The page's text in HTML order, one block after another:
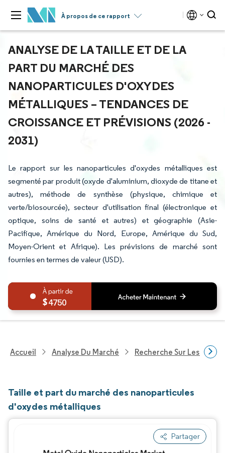
À propos de ce rapport
ANALYSE DE LA TAILLE ET DE LA
PART DU MARCHÉ DES
NANOPARTICULES D'OXYDES
MÉTALLIQUES – TENDANCES DE
CROISSANCE ET PRÉVISIONS (2026 -
2031)
Le rapport sur les nanoparticules d'oxydes métalliques est
segmenté par produit (oxyde d'aluminium, dioxyde de titane et
autres), méthode de synthèse (physique, chimique et
verte/biosourcée), secteur d'utilisation final (électronique et
optique, soins de santé et autres) et géographie (Asie-
Pacifique, Amérique du Nord, Europe, Amérique du Sud,
Moyen-Orient et Afrique). Les prévisions de marché sont
fournies en termes de valeur (USD).
4750
Accueil Analyse Du Marché Recherche Sur Les
Taille et part du marché des nanoparticules
d'oxydes métalliques
Partager